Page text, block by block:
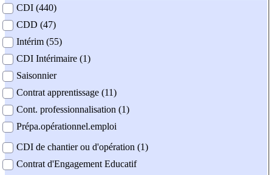
contrat
CDI (440)
CDD (47)
Intérim (55)
CDI Intérimaire (1)
Saisonnier
Contrat apprentissage (11)
Cont. professionnalisation (1)
Prépa.opérationnel.emploi
CDI de chantier ou d'opération (1)
Contrat d'Engagement Educatif